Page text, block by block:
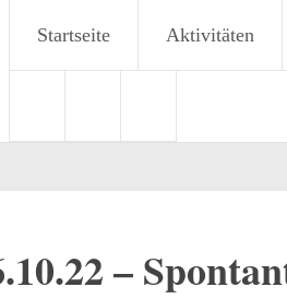
Startseite Aktivitäten
–